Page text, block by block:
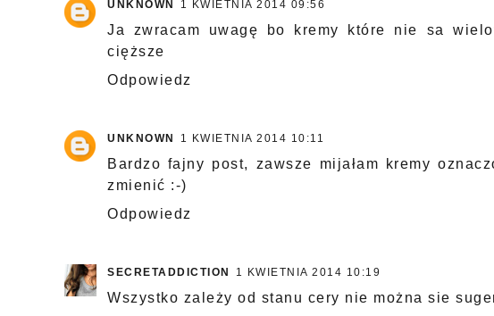
UNKNOWN 1 KWIETNIA 2014 09:56
Ja zwracam uwagę bo kremy które nie sa
cięższe
Odpowiedz
UNKNOWN 1 KWIETNIA 2014 10:11
Bardzo fajny post, zawsze mijałam kremy
zmienić :-)
Odpowiedz
SECRETADDICTION 1 KWIETNIA 2014 10:19
Wszystko zależy od stanu cery nie można sie